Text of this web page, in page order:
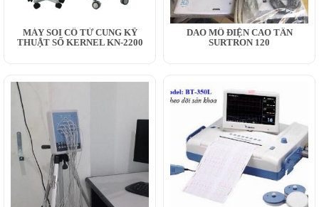
MÁY SOI CỔ TỬ CUNG KỸ
THUẬT SỐ KERNEL KN-2200
DAO MỔ ĐIỆN CAO TẦN
SURTRON 120